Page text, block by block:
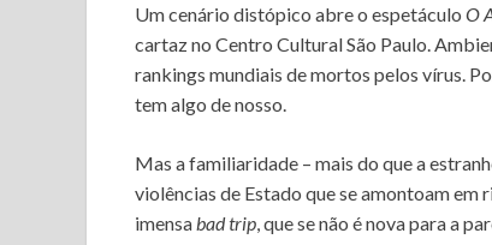
Um cenário distópico abre o espetáculo O
cartaz no Centro Cultural São Paulo.
rankings mundiais de mortos pelos vírus.
tem algo de nosso.
Mas a familiaridade – mais do que a
violências de Estado que se amontoam
imensabad trip, que se não é nova para a